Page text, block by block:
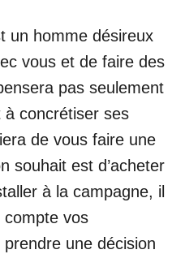
un homme désireux
vous et de faire des
pas seulement
concrétiser ses
de vous faire une
souhait est d’acheter
à la campagne, il
compte vos
une décision